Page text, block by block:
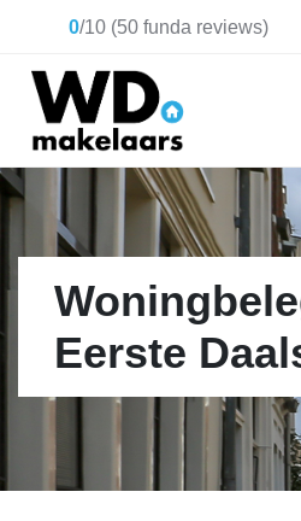
0/10 (50 funda reviews)
Eerste